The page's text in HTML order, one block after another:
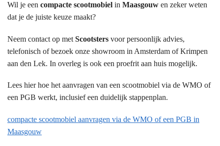
Wil je een compacte scootmobiel in Maasgouw en zeker weten
dat je de juiste keuze maakt?
Neem contact op met Scootsters voor persoonlijk advies,
telefonisch of bezoek onze showroom in Amsterdam of Krimpen
aan den Lek. In overleg is ook een proefrit aan huis mogelijk.
Lees hier hoe het aanvragen van een scootmobiel via de WMO of
een PGB werkt, inclusief een duidelijk stappenplan.
compacte scootmobiel aanvragen via de WMO of een PGB in
Maasgouw